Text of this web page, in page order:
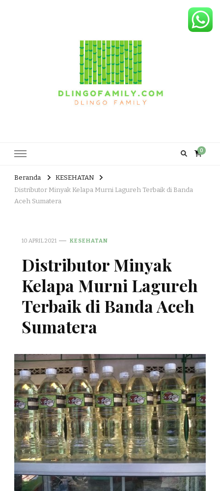
0
Beranda
KESEHATAN
Distributor Minyak Kelapa Murni Lagureh Terbaik di Banda
Aceh Sumatera
10 APRIL 2021 KESEHATAN
Distributor Minyak
Kelapa Murni Lagureh
Terbaik di Banda Aceh
Sumatera